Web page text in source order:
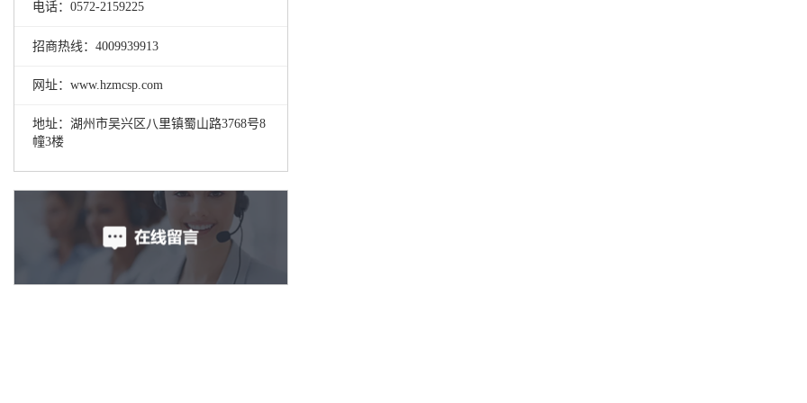
电话：0572-2159225
招商热线：4009939913
网址：www.hzmcsp.com
地址：湖州市吴兴区八里镇蜀山路3768号8
幢3楼